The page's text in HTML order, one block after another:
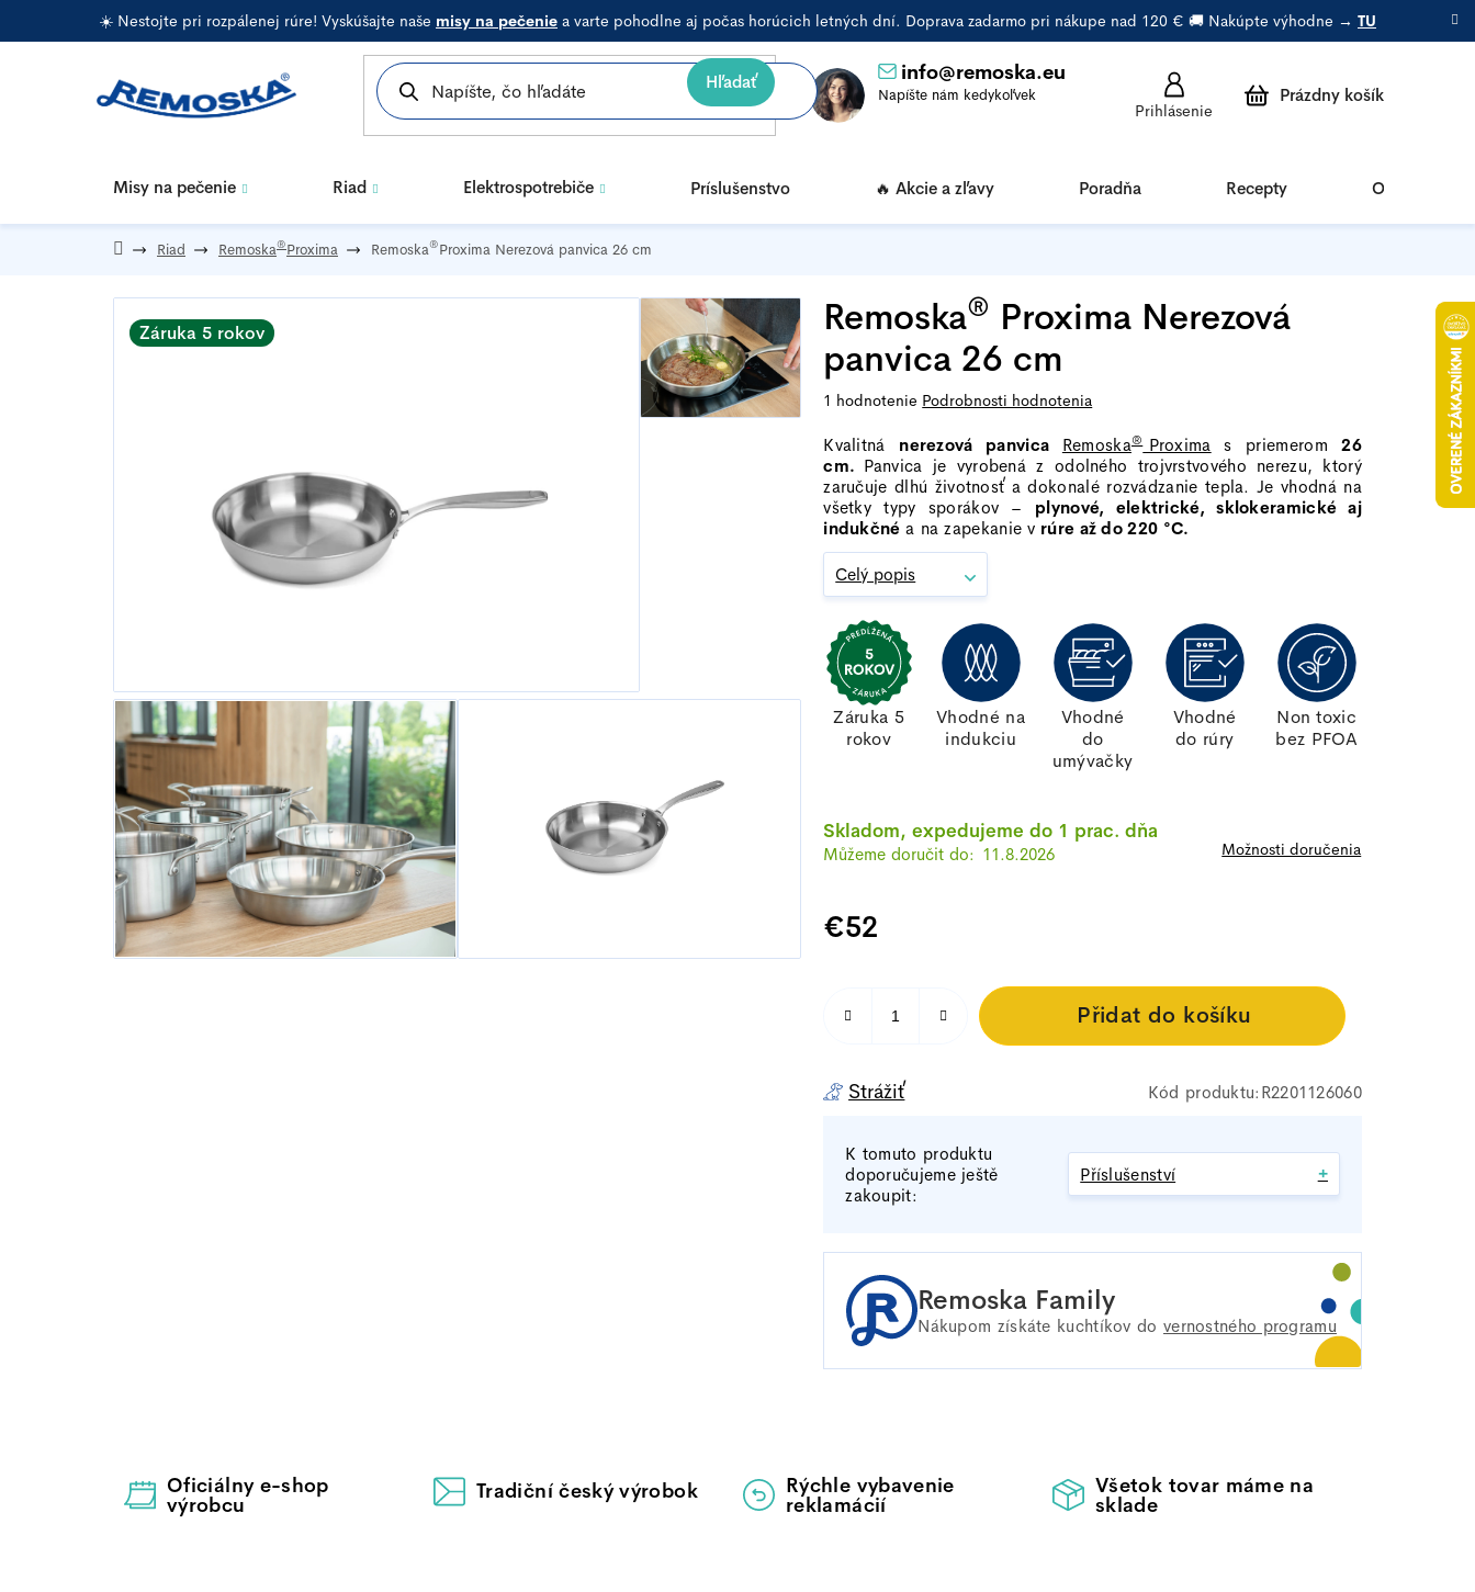
na
☀️ Nestojte pri rozpálenej rúre! Vyskúšajte naše misy na pečenie a varte pohodlne aj počas horúcich letných dní. Doprava zadarmo pri nákupe nad 120 € 🚚 Nakúpte výhodne → TU
Hľadať info@remoska.eu
Prázdny košík
Prihlásenie
Misy na pečenie Riad Elektrospotrebiče Príslušenstvo 🔥 Akcie a zľavy Poradňa Recepty O Remoske
Riad Remoska®Proxima Remoska®Proxima Nerezová panvica 26 cm
Remoska® Proxima Nerezová
panvica 26 cm
Priemerné
produktu
je
5,0
z
5
hviezdičiek.
1 hodnotenie Podrobnosti hodnotenia
Kvalitná nerezová panvica Remoska®Proxima s priemerom26
cm. Panvica je vyrobená z odolného trojvrstvového nerezu, ktorý
zaručuje dlhú životnosť a dokonalé rozvádzanie tepla. Je vhodná na
všetky typy sporákov – plynové, elektrické, sklokeramické aj
indukčné a na zapekanie v rúre až do220 °C.
Celý popis
Záruka 5
rokov
Vhodné na
indukciu
Vhodné
do
umývačky
Vhodné
do rúry
Non toxic
bez PFOA
Skladom, expedujeme do 1 prac. dňa
11.8.2026 Možnosti doručenia
€52
Jednotková cena:
Strážiť R2201126060
K tomuto produktu
doporučujeme ještě
zakoupit:
Příslušenství +
Remoska Family
Nákupom získáte kuchtíkov do vernostného programu
Záruka 5 rokov
Oficiálny e-shop
výrobcu
Tradiční český výrobok
Rýchle vybavenie
reklamácií
Všetok tovar máme na
sklade